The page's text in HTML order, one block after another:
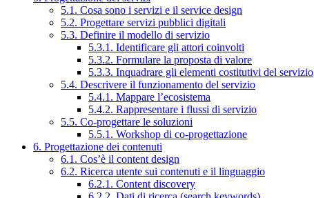
5.1. Cosa sono i servizi e il service design
5.2. Progettare servizi pubblici digitali
5.3. Definire il modello di servizio
5.3.1. Identificare gli attori coinvolti
5.3.2. Formulare la proposta di valore
5.3.3. Inquadrare gli elementi costitutivi del servizio
5.4. Descrivere il funzionamento del servizio
5.4.1. Mappare l’ecosistema
5.4.2. Rappresentare i flussi di servizio
5.5. Co-progettare le soluzioni
5.5.1. Workshop di co-progettazione
6. Progettazione dei contenuti
6.1. Cos’è il content design
6.2. Ricerca utente sui contenuti e il linguaggio
6.2.1. Content discovery